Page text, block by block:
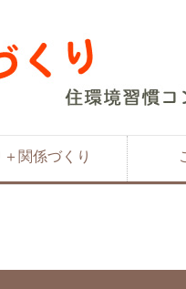
関係づくり